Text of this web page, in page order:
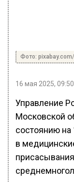
Фото:
16 мая 2025, 09:50
Управление
Московской
состоянию
в